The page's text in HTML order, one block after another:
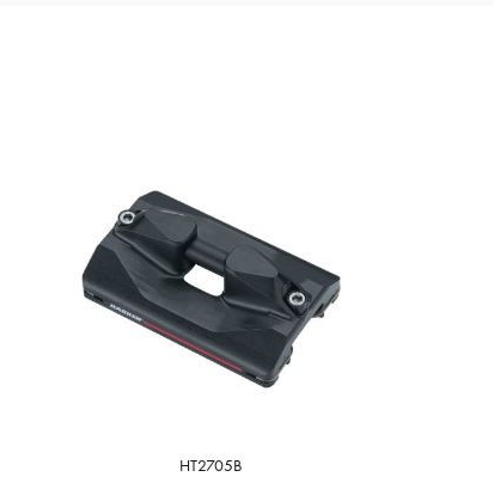
HT2705B